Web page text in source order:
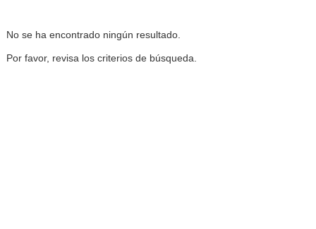
No se ha encontrado ningún resultado.
Por favor, revisa los criterios de búsqueda.